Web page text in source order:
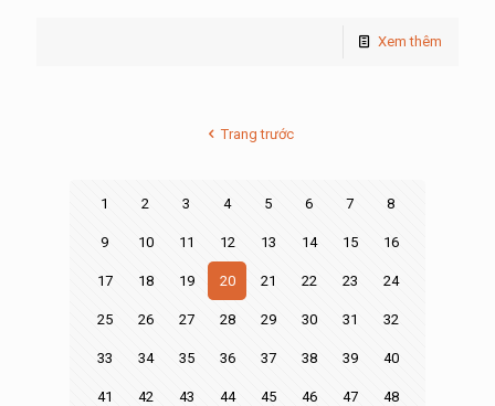
Xem thêm
Trang trước
1 2 3 4 5 6 7 8
9 10 11 12 13 14 15 16
17 18 19 20 21 22 23 24
25 26 27 28 29 30 31 32
33 34 35 36 37 38 39 40
41 42 43 44 45 46 47 48